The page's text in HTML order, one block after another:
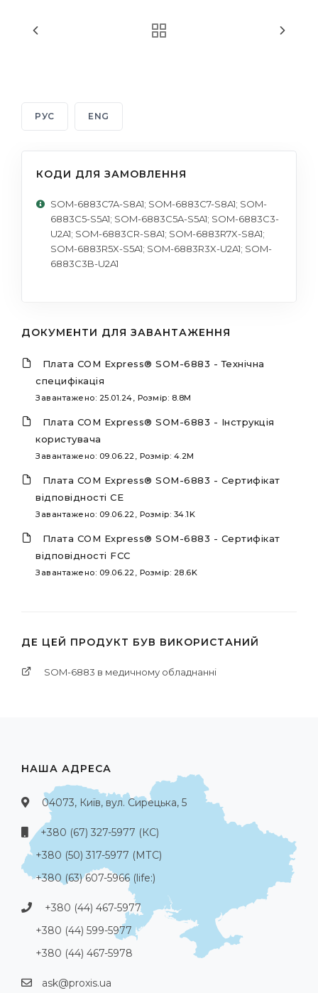
РУС ENG
КОДИ ДЛЯ ЗАМОВЛЕННЯ
SOM-6883C7A-S8A1; SOM-6883C7-S8A1; SOM-
6883C5-S5A1; SOM-6883C5A-S5A1; SOM-6883C3-
U2A1; SOM-6883CR-S8A1; SOM-6883R7X-S8A1;
SOM-6883R5X-S5A1; SOM-6883R3X-U2A1; SOM-
6883C3B-U2A1
ДОКУМЕНТИ ДЛЯ ЗАВАНТАЖЕННЯ
Плата COM Express® SOM-6883 - Технічна
специфікація
Завантажено: 25.01.24, Розмір: 8.8M
Плата COM Express® SOM-6883 - Інструкція
користувача
Завантажено: 09.06.22, Розмір: 4.2M
Плата COM Express® SOM-6883 - Сертифікат
відповідності CE
Завантажено: 09.06.22, Розмір: 34.1K
Плата COM Express® SOM-6883 - Сертифікат
відповідності FCC
Завантажено: 09.06.22, Розмір: 28.6K
ДЕ ЦЕЙ ПРОДУКТ БУВ ВИКОРИСТАНИЙ
SOM-6883 в медичному обладнанні
НАША АДРЕСА
04073, Київ, вул. Сирецька, 5
+380 (67) 327-5977 (КС)
+380 (50) 317-5977 (МТС)
+380 (63) 607-5966 (life:)
+380 (44) 467-5977
+380 (44) 599-5977
+380 (44) 467-5978
ask@proxis.ua